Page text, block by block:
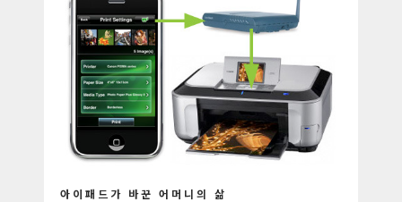
아이패드가 바꾼 어머니의 삶